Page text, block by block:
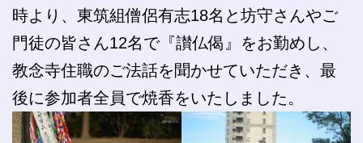
時より、東筑組僧侶有志18名と坊守さんやご
門徒の皆さん12名で『讃仏偈』をお勤めし、
教念寺住職のご法話を聞かせていただき、最
後に参加者全員で焼香をいたしました。